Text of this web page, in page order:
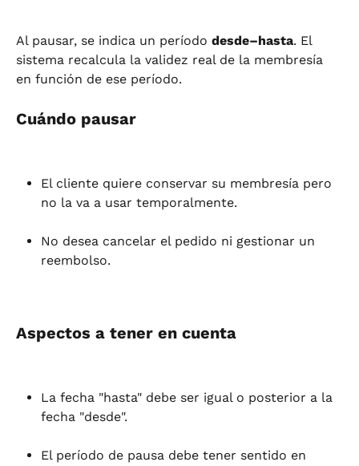
Al pausar, se indica un período desde–hasta. El
sistema recalcula la validez real de la membresía
en función de ese período.
Cuándo pausar
El cliente quiere conservar su membresía pero
no la va a usar temporalmente.
No desea cancelar el pedido ni gestionar un
reembolso.
Aspectos a tener en cuenta
La fecha "hasta" debe ser igual o posterior a la
fecha "desde".
El período de pausa debe tener sentido en